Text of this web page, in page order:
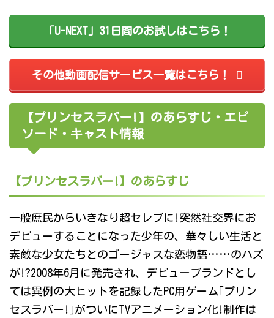
「U-NEXT」31日間のお試しはこちら！
その他動画配信サービス一覧はこちら！
【プリンセスラバー!】のあらすじ・エピ
ソード・キャスト情報
【プリンセスラバー!】のあらすじ
一般庶民からいきなり超セレブに!突然社交界にお
デビューすることになった少年の、華々しい生活と
素敵な少女たちとのゴージャスな恋物語……のハズ
が!?2008年6月に発売され、デビューブランドとし
ては異例の大ヒットを記録したPC用ゲーム｢プリン
セスラバー!｣がついにTVアニメーション化!制作は